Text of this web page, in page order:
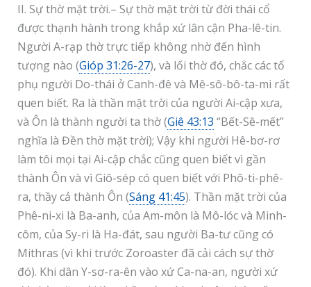
II. Sự thờ mặt trời.– Sự thờ mặt trời từ đời thái cổ
được thạnh hành trong khắp xứ lân cận Pha-lê-tin.
Người A-rạp thờ trực tiếp không nhờ đến hình
tượng nào (Gióp 31:26-27), và lối thờ đó, chắc các tổ
phụ người Do-thái ở Canh-đê và Mê-sô-bô-ta-mi rất
quen biết. Ra là thần mặt trời của người Ai-cập xưa,
và Ôn là thành người ta thờ (Giê 43:13 “Bết-Sê-mết”
nghĩa là Đền thờ mặt trời); Vậy khi người Hê-bơ-rơ
làm tôi mọi tại Ai-cập chắc cũng quen biết vì gần
thành Ôn và vì Giô-sép có quen biết với Phô-ti-phê-
ra, thầy cả thành Ôn (Sáng 41:45). Thần mặt trời của
Phê-ni-xi là Ba-anh, của Am-môn là Mô-lóc và Minh-
côm, của Sy-ri là Ha-đát, sau người Ba-tư cũng có
Mithras (vì khi trước Zoroaster đã cải cách sự thờ
đó). Khi dân Y-sơ-ra-ên vào xứ Ca-na-an, người xứ